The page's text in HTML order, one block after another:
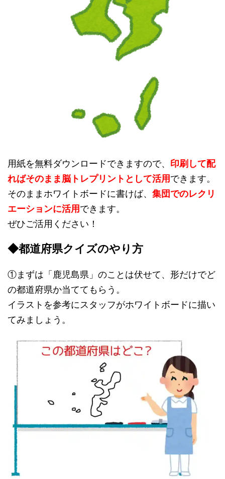
用紙を無料ダウンロードできますので、 印刷して配
ればそのまま脳トレプリントとして活用 できます。
そのままホワイトボードに書けば、 集団でのレクリ
エーションに活用 できます。
ぜひご活用ください！
◆都道府県クイズのやり方
①まずは「鹿児島県」のことは伏せて、形だけでど
の都道府県か当ててもらう。
イラストを参考にスタッフがホワイトボードに描い
てみましょう。